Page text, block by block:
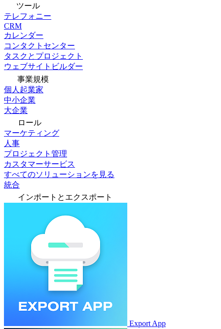
ツール
テレフォニー
CRM
カレンダー
コンタクトセンター
タスクとプロジェクト
ウェブサイトビルダー
事業規模
個人起業家
中小企業
大企業
ロール
マーケティング
人事
プロジェクト管理
カスタマーサービス
すべてのソリューションを見る
統合
インポートとエクスポート
Export App